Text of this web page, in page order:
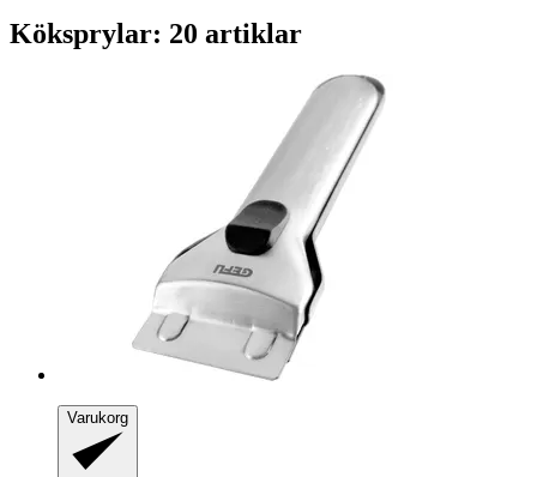
Köksprylar: 20 artiklar
Varukorg